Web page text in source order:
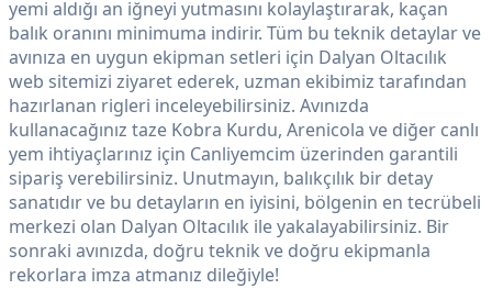
yemi aldığı an iğneyi yutmasını kolaylaştırarak, kaçan
balık oranını minimuma indirir. Tüm bu teknik detaylar ve
avınıza en uygun ekipman setleri için Dalyan Oltacılık
web sitemizi ziyaret ederek, uzman ekibimiz tarafından
hazırlanan rigleri inceleyebilirsiniz. Avınızda
kullanacağınız taze Kobra Kurdu, Arenicola ve diğer canlı
yem ihtiyaçlarınız için Canliyemcim üzerinden garantili
sipariş verebilirsiniz. Unutmayın, balıkçılık bir detay
sanatıdır ve bu detayların en iyisini, bölgenin en tecrübeli
merkezi olan Dalyan Oltacılık ile yakalayabilirsiniz. Bir
sonraki avınızda, doğru teknik ve doğru ekipmanla
rekorlara imza atmanız dileğiyle!